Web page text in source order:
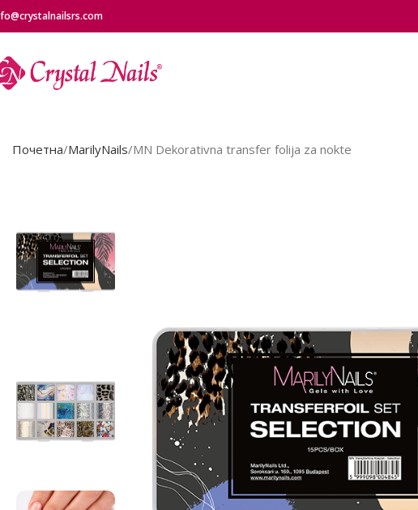
Почетна MarilyNails MN Dekorativna transfer folija za nokte